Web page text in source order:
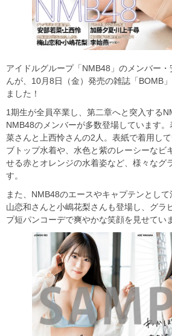
アイドルグループ「NMB48」のメンバー
んが、10月8日（金）発売の雑誌「BOMB
ました！
1期生が全員卒業し、第二章へと突入する
NMB48のメンバーが多数登場しています
菜さんと上西怜さんの2人。表紙で着用し
ブトップ水着や、水色と紫のレーシーなビ
せる赤とオレンジの水着姿など、様々なグ
す。
また、NMB48のエースやキャプテンとし
山恋和さんと小嶋花梨さんも登場し、グラ
プ短パンコーデで爽やかな笑顔を見せてい